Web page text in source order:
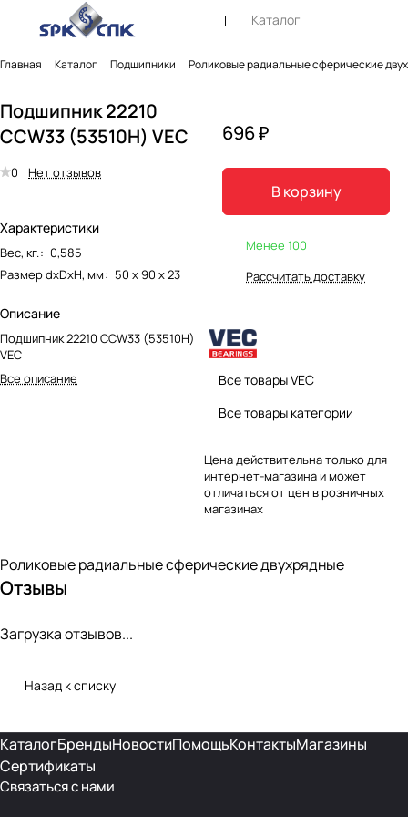
Каталог
Главная Каталог Подшипники Роликовые радиальные сферические
Подшипник 22210
CCW33 (53510Н) VEC
0 Нет отзывов
Характеристики
Вес, кг.: 0,585
Размер dxDxH, мм: 50 х 90 х 23
Описание
Подшипник 22210 CCW33 (53510Н)
VEC
Все описание
696 ₽
В корзину
Менее 100
Рассчитать доставку
Все товары VEC
Все товары категории
Цена действительна только для
интернет-магазина и может
отличаться от цен в розничных
магазинах
Роликовые радиальные сферические двухрядные
Отзывы
Загрузка отзывов...
Назад к списку
КаталогБрендыНовостиПомощьКонтактыМагазины
Сертификаты
Связаться с нами